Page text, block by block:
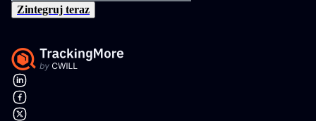
Zintegruj teraz